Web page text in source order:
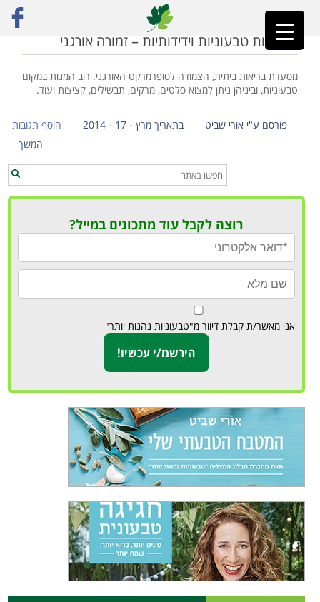
ראשי»זמורה אורגני
מסעדות טבעוניות וידידותיות – זמורה אורגני
מסעדת בריאות ביתית, הצמודה לסופרמרקט האורגני. רוב המנות במקום
טבעוניות, וביניהן ניתן למצוא סלטים, מרקים, תבשילים, קציצות ועוד.
פורסם ע"י אורי שביט בתאריך מרץ - 17 - 2014
הוסף תגובות
המשך
רוצה לקבל עוד מתכונים במייל?
אני מאשר/ת קבלת דיוור מ"טבעוניות נהנות יותר"